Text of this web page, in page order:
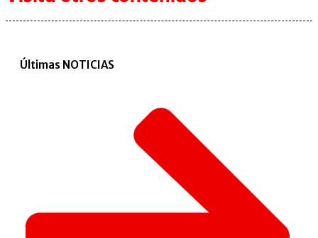
Últimas NOTICIAS